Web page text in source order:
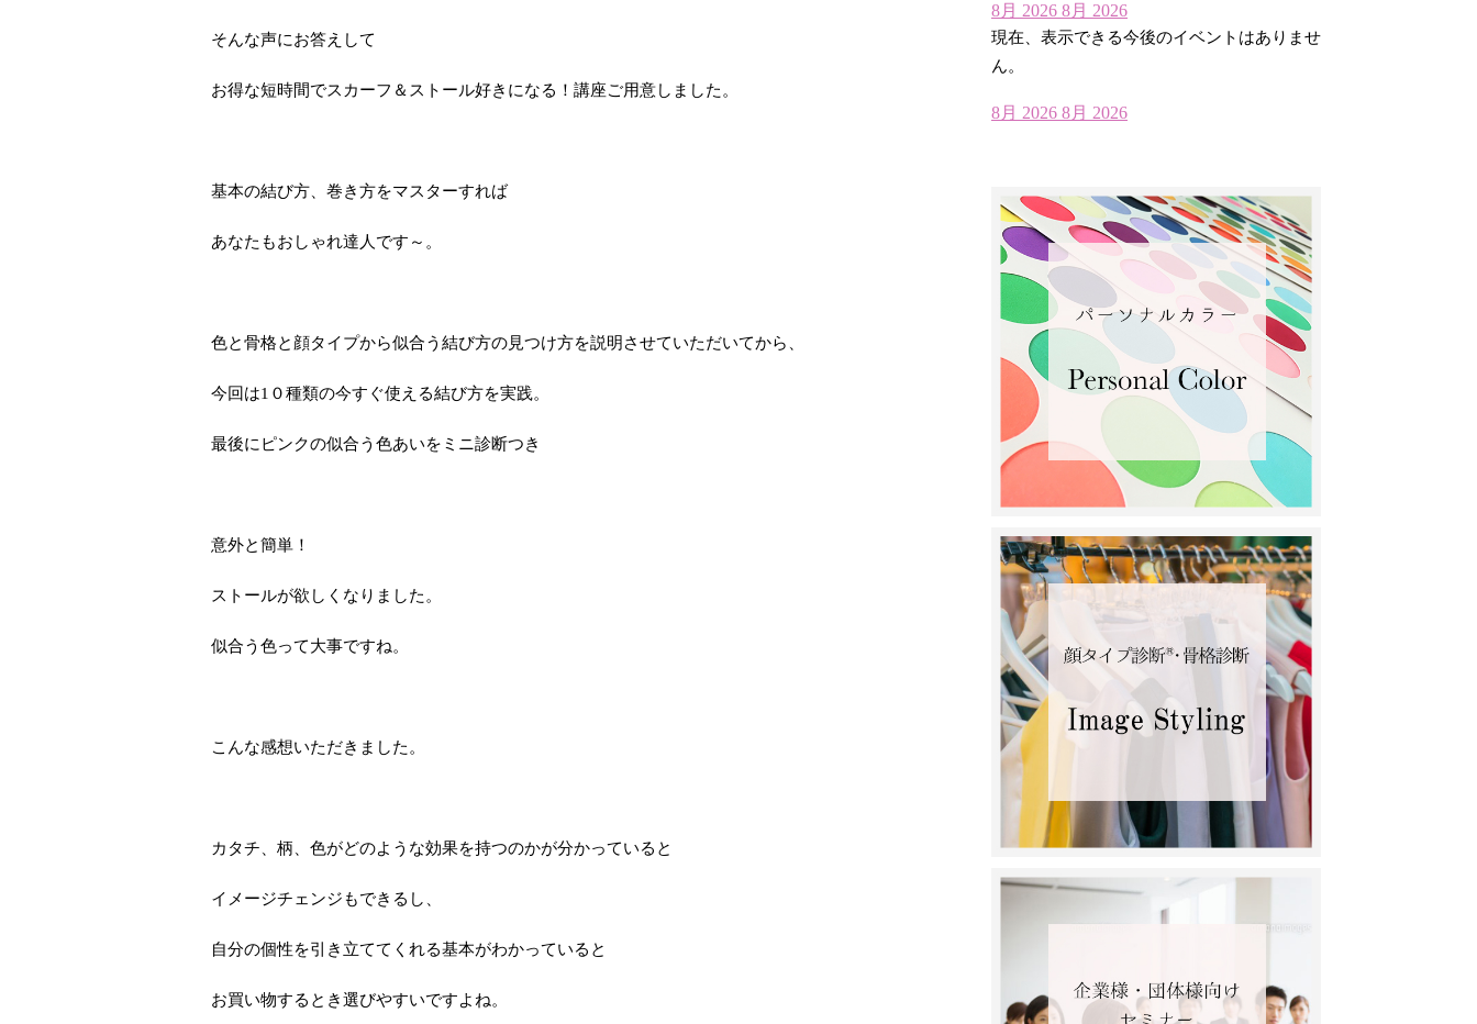
そんな声にお答えして
お得な短時間でスカーフ＆ストール好きになる！講座ご用意しました。
基本の結び方、巻き方をマスターすれば
あなたもおしゃれ達人です～。
色と骨格と顔タイプから似合う結び方の見つけ方を説明させていただいてから、
今回は1０種類の今すぐ使える結び方を実践。
最後にピンクの似合う色あいをミニ診断つき
意外と簡単！
ストールが欲しくなりました。
似合う色って大事ですね。
こんな感想いただきました。
カタチ、柄、色がどのような効果を持つのかが分かっていると
イメージチェンジもできるし、
自分の個性を引き立ててくれる基本がわかっていると
お買い物するとき選びやすいですよね。
8月 2026 8月 2026
現在、表示できる今後のイベントはありませ
ん。
8月 2026 8月 2026